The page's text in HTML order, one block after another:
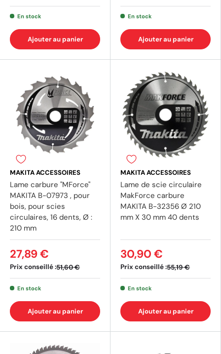
En stock
Ajouter au panier
En stock
Ajouter au panier
MAKITA ACCESSOIRES
Lame carbure ''MForce''
MAKITA B-07973 , pour
bois, pour scies
circulaires, 16 dents, Ø :
210 mm
Prix conseillé :51,60 €
27,89 €
En stock
Ajouter au panier
MAKITA ACCESSOIRES
Lame de scie circulaire
MakForce carbure
MAKITA B-32356 Ø 210
mm X 30 mm 40 dents
Prix conseillé :55,19 €
30,90 €
En stock
Ajouter au panier